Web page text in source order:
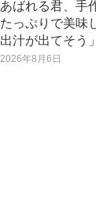
あばれる君、手
たっぷりで美味
出汁が出てそう
2026年8月6日